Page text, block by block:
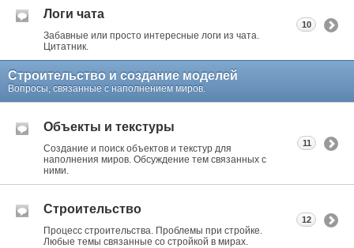
Логи чата
Забавные или просто интересные логи из чата.
Цитатник.
10
Строительство и создание моделей
Вопросы, связанные с наполнением миров.
Объекты и текстуры
Создание и поиск объектов и текстур для
наполнения миров. Обсуждение тем связанных с
ними.
11
Строительство
Процесс строительства. Проблемы при стройке.
Любые темы связанные со стройкой в мирах.
12